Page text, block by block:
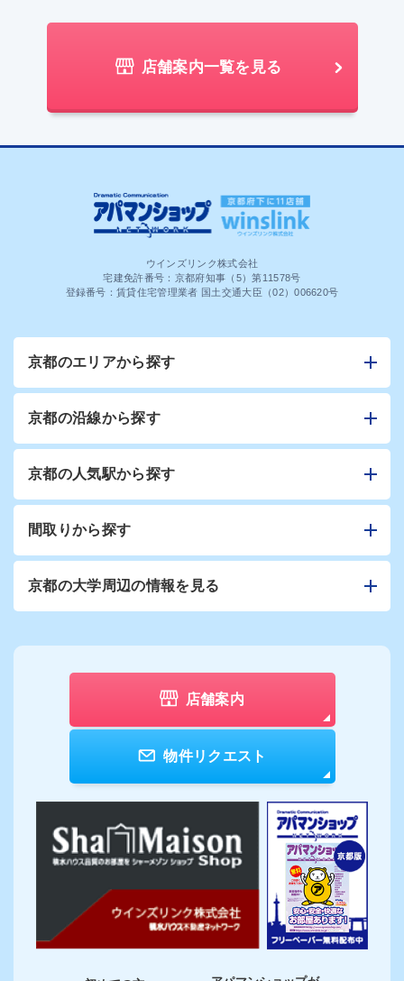
店舗案内一覧を見る
ウインズリンク株式会社
宅建免許番号：京都府知事（5）第11578号
登録番号：賃貸住宅管理業者 国土交通大臣（02）006620号
京都のエリアから探す
京都の沿線から探す
京都の人気駅から探す
間取りから探す
京都の大学周辺の情報を見る
店舗案内
物件リクエスト